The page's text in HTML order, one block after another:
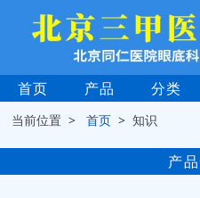
首页 产品 分类
当前位置 >首页 > 知识
产